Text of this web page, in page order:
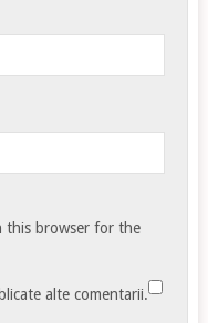
this browser for the
alte comentarii.